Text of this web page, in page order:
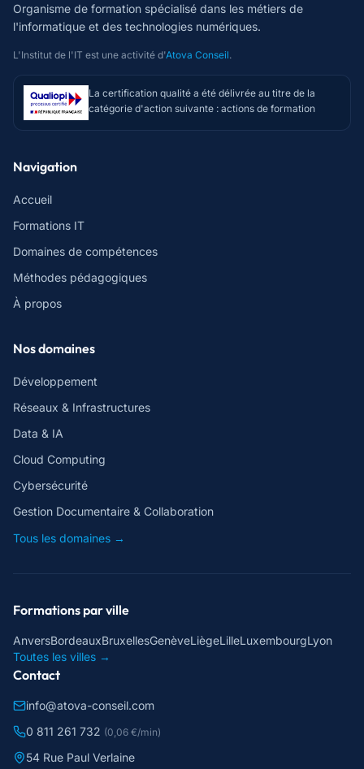
Organisme de formation spécialisé dans les métiers de
l'informatique et des technologies numériques.
L'Institut de l'IT est une activité d'Atova Conseil.
La certification qualité a été délivrée au titre de la
catégorie d'action suivante : actions de formation
Navigation
Accueil
Formations IT
Domaines de compétences
Méthodes pédagogiques
À propos
Nos domaines
Développement
Réseaux & Infrastructures
Data & IA
Cloud Computing
Cybersécurité
Gestion Documentaire & Collaboration
Tous les domaines →
Formations par ville
AnversBordeauxBruxellesGenèveLiègeLilleLuxembourgLyon
Toutes les villes →
Contact
info@atova-conseil.com
0 811 261 732 (0,06 €/min)
54 Rue Paul Verlaine